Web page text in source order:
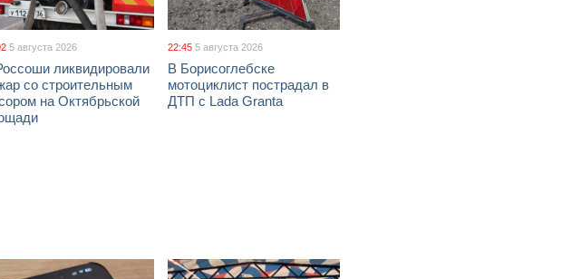
5 августа 2026
ликвидировали
со строительным
на Октябрьской
22:45 5 августа 2026
В Борисоглебске
мотоциклист пострадал в
ДТП с Lada Granta